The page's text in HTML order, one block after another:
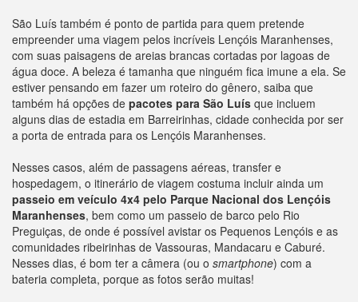
São Luís também é ponto de partida para quem pretende
empreender uma viagem pelos incríveis Lençóis Maranhenses,
com suas paisagens de areias brancas cortadas por lagoas de
água doce. A beleza é tamanha que ninguém fica imune a ela. Se
estiver pensando em fazer um roteiro do gênero, saiba que
também há opções de pacotes para São Luís que incluem
alguns dias de estadia em Barreirinhas, cidade conhecida por ser
a porta de entrada para os Lençóis Maranhenses.
Nesses casos, além de passagens aéreas, transfer e
hospedagem, o itinerário de viagem costuma incluir ainda um
passeio em veículo 4x4 pelo Parque Nacional dos Lençóis
Maranhenses, bem como um passeio de barco pelo Rio
Preguiças, de onde é possível avistar os Pequenos Lençóis e as
comunidades ribeirinhas de Vassouras, Mandacaru e Caburé.
Nesses dias, é bom ter a câmera (ou o smartphone) com a
bateria completa, porque as fotos serão muitas!